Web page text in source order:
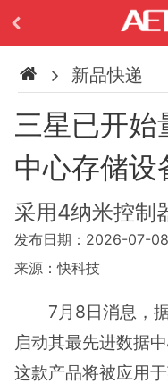
新品快递
三星已开始
中心存储设
采用4纳米控制
发布日期：2026-07-08
来源：快科技
7月8日消息，
启动其最先进数据
这款产品将被应用